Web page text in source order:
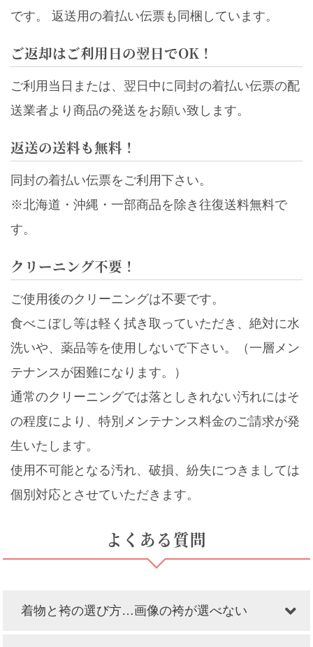
です。 返送用の着払い伝票も同梱しています。
ご返却はご利用日の翌日でOK！
ご利用当日または、翌日中に同封の着払い伝票の配
送業者より商品の発送をお願い致します。
返送の送料も無料！
同封の着払い伝票をご利用下さい。
※北海道・沖縄・一部商品を除き往復送料無料で
す。
クリーニング不要！
ご使用後のクリーニングは不要です。
食べこぼし等は軽く拭き取っていただき、絶対に水
洗いや、薬品等を使用しないで下さい。（一層メン
テナンスが困難になります。）
通常のクリーニングでは落としきれない汚れにはそ
の程度により、特別メンテナンス料金のご請求が発
生いたします。
使用不可能となる汚れ、破損、紛失につきましては
個別対応とさせていただきます。
よくある質問
着物と袴の選び方…画像の袴が選べない